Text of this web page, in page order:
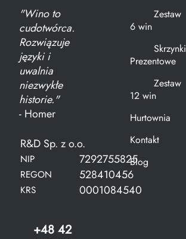
"Wino to
cudotwórca.
Rozwiązuje
języki i
uwalnia
niezwykłe
historie."
- Homer
R&D Sp. z o.o.
NIP 7292755825
REGON 528410456
KRS 0001084540
+48 42
Zestaw
6 win
Skrzynki
Prezentowe
Zestaw
12 win
Hurtownia
Kontakt
Blog